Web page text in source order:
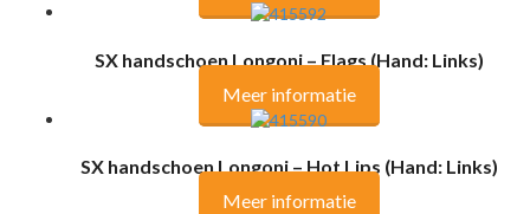
SX handschoen Longoni – Flags (Hand: Links)
Meer informatie
SX handschoen Longoni – Hot Lips (Hand: Links)
Meer informatie